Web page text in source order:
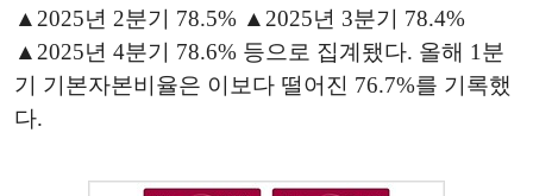
▲2025년 2분기 78.5% ▲2025년 3분기 78.4%
▲2025년 4분기 78.6% 등으로 집계됐다. 올해 1분
기 기본자본비율은 이보다 떨어진 76.7%를 기록했
다.